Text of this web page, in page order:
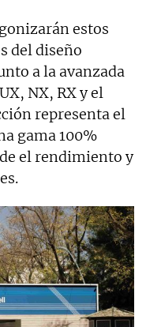
estos
del diseño
a la avanzada
NX, RX y el
representa el
gama 100%
el rendimiento y